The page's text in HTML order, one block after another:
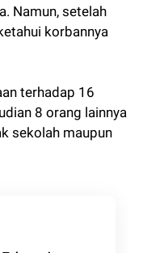
Namun, setelah
korbannya
terhadap 16
8 orang lainnya
sekolah maupun